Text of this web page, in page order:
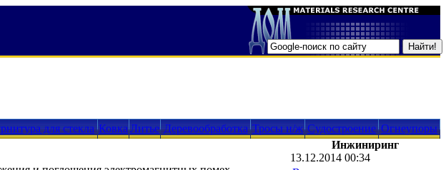
для стекла КовкаЛитье Деревообработка Тросы н/ж Судостроение Огнеупоры
Инжиниринг
13.12.2014 00:34